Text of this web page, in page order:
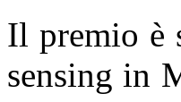
Il premio è
sensing in